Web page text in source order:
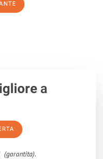
a
(garantita).